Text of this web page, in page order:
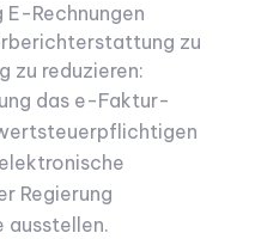
Rechnungen
zu
zu reduzieren:
das e-Faktur-
Regierung
ausstellen.